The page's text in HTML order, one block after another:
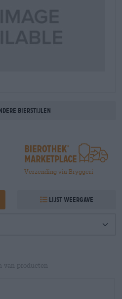
bierstijlen
Verzending via Bryggeri
Lijst weergave
van producten